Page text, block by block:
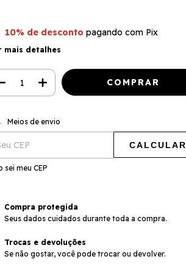
10% de desconto pagando com Pix
mais detalhes
para o CEP:
Meios de envio
CALCULAR
sei meu CEP
Compra protegida
Seus dados cuidados durante toda a compra.
Trocas e devoluções
Se não gostar, você pode trocar ou devolver.